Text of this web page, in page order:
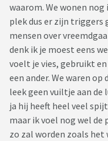
waarom. We wonen
plek dus er zijn triggers
mensen over
denk ik je moest eens
voelt je vies, gebruikt
een ander. We waren
leek geen vuiltje aan de
ja hij heeft heel veel
maar ik voel nog wel
zo zal worden zoals